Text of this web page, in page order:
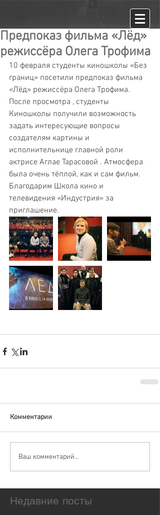
Предпоказ фильма «Лёд»
режиссёра Олега Трофима
10 февраля студенты киношколы «Без
границ» посетили предпоказ фильма
«Лёд» режиссёра Олега Трофима.
После просмотра , студенты
Киношколы получили возможность
задать интересующие вопросы
создателям картины и
исполнительнице главной роли
актрисе Аглае Тарасовой . Атмосфера
была очень тёплой, как и сам фильм.
Благодарим Школа кино и
телевидения «Индустрия» за
приглашение.
Комментарии
Ваш комментарий...
Недавние посты